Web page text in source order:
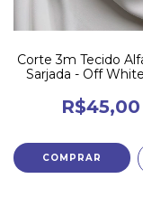
Corte 3m Tecido
Sarjada - Off
R$45,00